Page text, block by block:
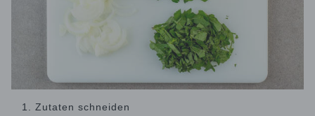
1. Zutaten schneiden